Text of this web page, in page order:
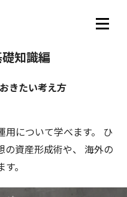
知識編
きたい考え方
について学べます。
ひ
資産形成術や、 海外の
。